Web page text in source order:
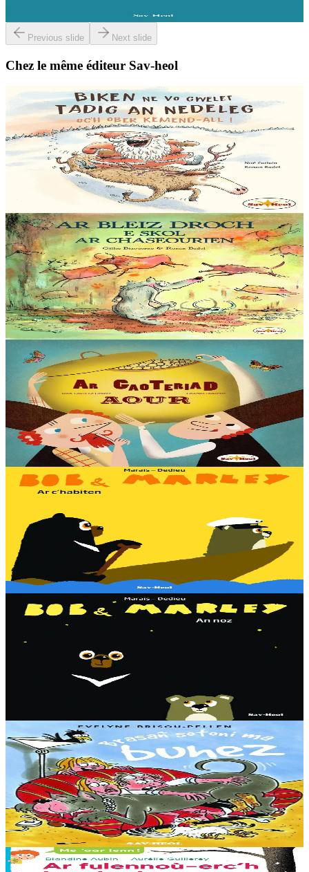
Previous slide Next slide
Chez le même éditeur Sav-heol
6 ans et plus
Sav-heol
Tout ce que le Père Noël ne fera jamais
Tout ce que le Père Noël ne fera jamais : • Confondre Pâques et
Noël. • Manger tous les gâteaux laissés par les enfants et ne plus
pouvoir passer par la cheminée....
5 ans et plus
Sav-heol
Loup gris à l'école des chasseurs
Ce matin, Loup gris a rendez-vous avec Maître Crock. C’est le plus
célèbre des chasseurs, on raconte même qu’il a combattu un ours ! Il
enseigne à Loup gris les...
En stock13,00 €
Sav-heol
La marmite pleine d'or
Dans un village de Russie vivaient deux frères : Boris, débrouillard
et plein d’esprit, Iakof un peu bête mais pas méchant. Un jour que
Boris laboure le champ...
En stock
13,00 €
3 ans et plus
Sav-heol
Bob & Marley - Le capitaine
En voyant une fourmi naviguer sur une feuille, Bob rêve d'avoir un
bateau. À lui les aventures ! Il demande donc à son ami Marley de
lui en construire un....
En stock7,00 €
Sav-heol
Bob & Marley - La nuit
Marley, c'est le grand, et Bob le petit. Nos deux ours mal dégrossis
sont de retour. Cette fois, il a peur de la nuit. Que va bien pouvoir
faire Marley pour le rassurer ?...
Sav-heol
La plus grosse bêtise
S’appeler Hilaire et être surnommé Pupuce, c’est agaçant ! Ne pas
avoir le droit de sortir quand on veut, c’est frustrant. Être grondé
parce qu’on est un peu...
En stock7,00 €
6 ans et plus
Sav-heol